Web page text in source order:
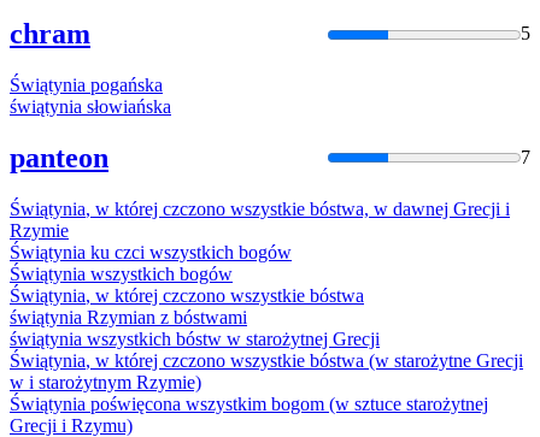
chram 5
Świątynia pogańska
świątynia słowiańska
panteon 7
Świątynia, w której czczono wszystkie bóstwa, w dawnej Grecji i
Rzymie
Świątynia ku czci wszystkich bogów
Świątynia wszystkich bogów
Świątynia, w której czczono wszystkie bóstwa
świątynia Rzymian z bóstwami
świątynia wszystkich bóstw w starożytnej Grecji
Świątynia, w której czczono wszystkie bóstwa (w starożytne Grecji
w i starożytnym Rzymie)
Świątynia poświęcona wszystkim bogom (w sztuce starożytnej
Grecji i Rzymu)